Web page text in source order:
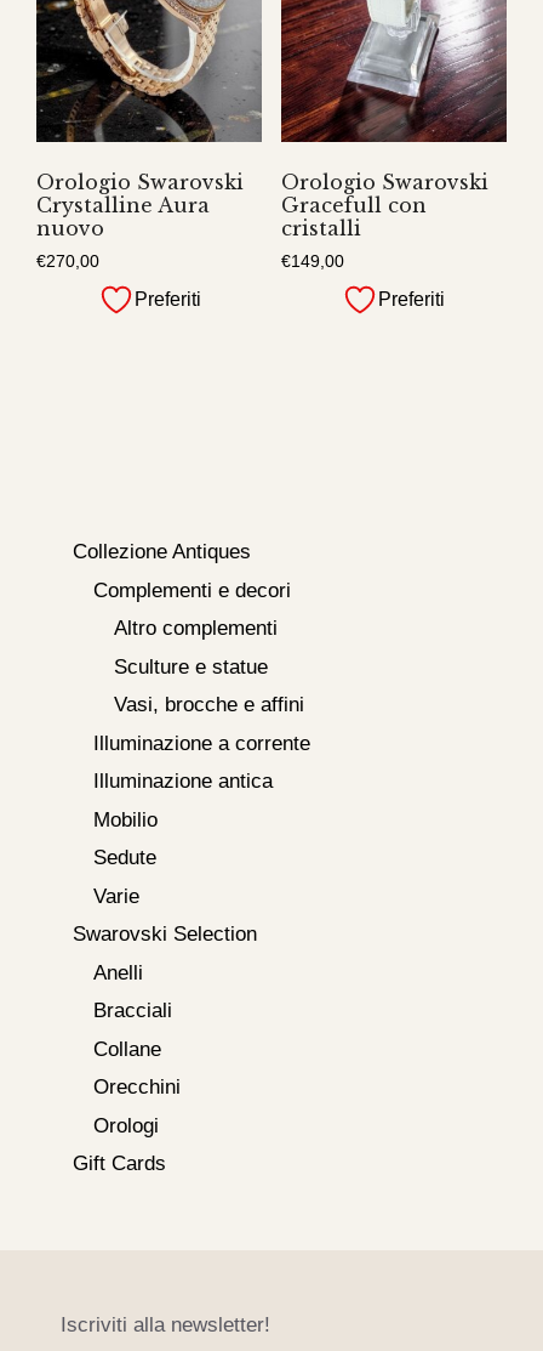
Orologio Swarovski
Crystalline Aura
nuovo
€270,00
Preferiti
Orologio Swarovski
Gracefull con
cristalli
€149,00
Preferiti
Collezione Antiques
Complementi e decori
Altro complementi
Sculture e statue
Vasi, brocche e affini
Illuminazione a corrente
Illuminazione antica
Mobilio
Sedute
Varie
Swarovski Selection
Anelli
Bracciali
Collane
Orecchini
Orologi
Gift Cards
Iscriviti alla newsletter!